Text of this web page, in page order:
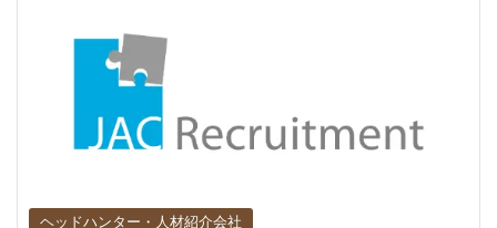
vào công ty, dựa trên kỹ năng, kinh nghiệm, sự p
hù hợp và định hướng, công ty sẽ thảo luận cùng
ới những người có ít kinh nghiệm, công ty sẽ hỗ tr
ợ để bạn sớm có được kỹ năng và hoạt động như
về dự án】 ■ Cải tiến/thay thế máy chủ cho trang
ヘッドハンター・人材紹介会社